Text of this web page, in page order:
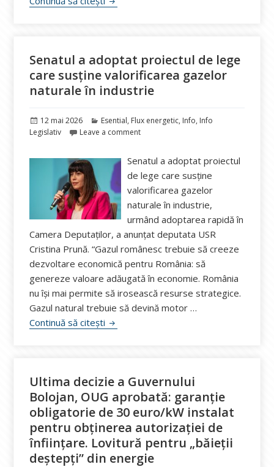
Senatul a adoptat proiectul de lege
care susține valorificarea gazelor
naturale în industrie
Publicat
pe
12 mai 2026 Categorii
Esential, Flux energetic, Info, Info
Legislativ
Leave a comment
Senatul a adoptat proiectul
de lege care susține
valorificarea gazelor
naturale în industrie,
urmând adoptarea rapidă în
Camera Deputaților, a anunțat deputata USR
Cristina Prună. “Gazul românesc trebuie să creeze
dezvoltare economică pentru România: să
genereze valoare adăugată în economie. România
nu își mai permite să irosească resurse strategice.
Gazul natural trebuie să devină motor …
Continuă să citești Senatul a adoptat proiectul de lege
Ultima decizie a Guvernului
Bolojan, OUG aprobată: garanție
obligatorie de 30 euro/kW instalat
pentru obținerea autorizației de
înființare. Lovitură pentru „băieții
deștepți” din energie